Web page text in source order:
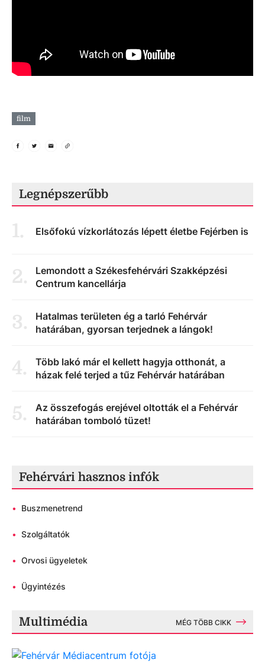
film
Legnépszerűbb
1. Elsőfokú vízkorlátozás lépett életbe Fejérben is
2.
Lemondott a Székesfehérvári Szakképzési
Centrum kancellárja
3.
Hatalmas területen ég a tarló Fehérvár
határában, gyorsan terjednek a lángok!
4.
Több lakó már el kellett hagyja otthonát, a
házak felé terjed a tűz Fehérvár határában
5.
Az összefogás erejével oltották el a Fehérvár
határában tomboló tüzet!
Fehérvári hasznos infók
• Buszmenetrend
• Szolgáltatók
• Orvosi ügyeletek
• Ügyintézés
Multimédia MÉG TÖBB CIKK